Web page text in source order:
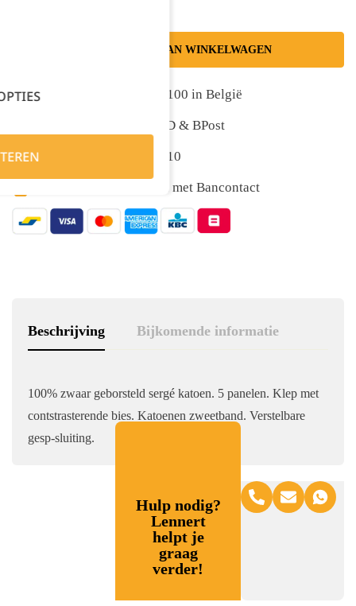
TOEVOEGEN AAN WINKELWAGEN
Gratis levering vanaf €100 in België
Snelle levering met DPD & BPost
Klanten geven ons 9,5/10
Veilig online afrekenen met Bancontact
Beschrijving Bijkomende informatie
100% zwaar geborsteld sergé katoen. 5 panelen. Klep met
contstrasterende bies. Katoenen zweetband. Verstelbare
gesp-sluiting.
Hulp nodig?
Lennert
helpt je
graag
verder!